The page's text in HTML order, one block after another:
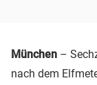
München –
nach dem